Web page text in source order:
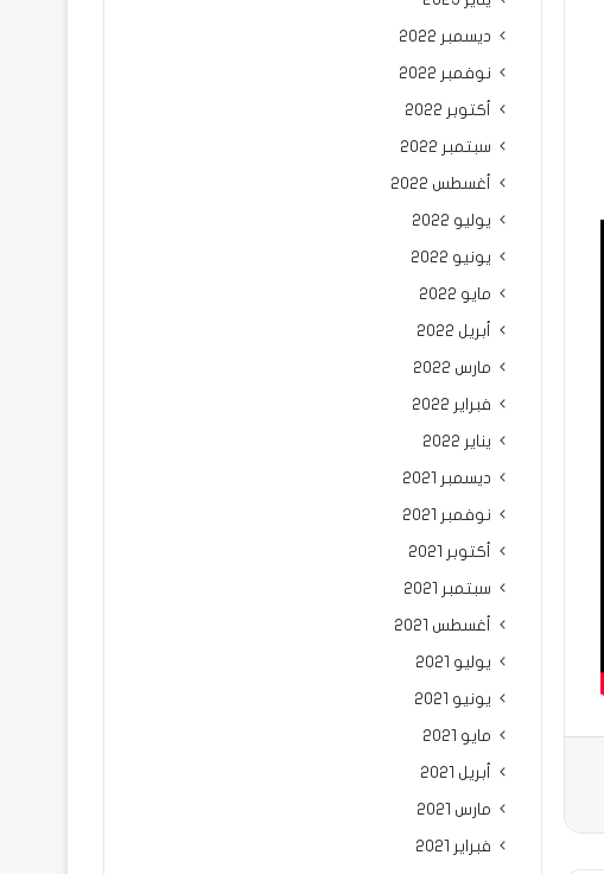
ديسمبر 2022
نوفمبر 2022
أكتوبر 2022
سبتمبر 2022
أغسطس 2022
يوليو 2022
يونيو 2022
مايو 2022
أبريل 2022
مارس 2022
فبراير 2022
يناير 2022
ديسمبر 2021
نوفمبر 2021
أكتوبر 2021
سبتمبر 2021
أغسطس 2021
يوليو 2021
يونيو 2021
مايو 2021
أبريل 2021
مارس 2021
فبراير 2021